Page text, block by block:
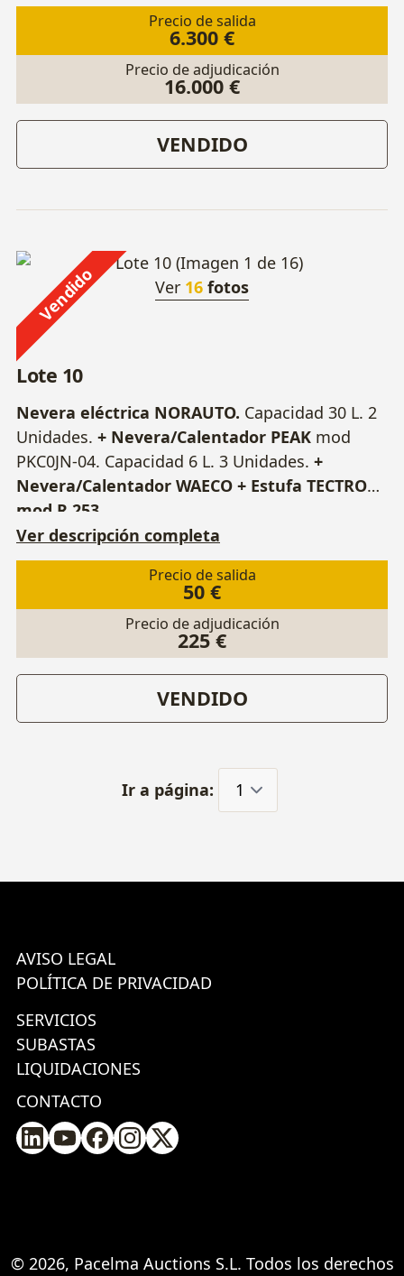
WDF44781513159722.Precio de salida
6.300 €
Precio de adjudicación
16.000 €
VENDIDO
Vendido Ver 16 fotos
Lote 10
Nevera eléctrica NORAUTO. Capacidad 30 L. 2
Unidades. + Nevera/Calentador PEAK mod
PKC0JN-04. Capacidad 6 L. 3 Unidades. +
Nevera/Calentador WAECO + Estufa TECTRO
mod R 253.
Ver descripción completa
Precio de salida
50 €
Precio de adjudicación
225 €
VENDIDO
Ir a página:
AVISO LEGAL
POLÍTICA DE PRIVACIDAD
SERVICIOS
SUBASTAS
LIQUIDACIONES
CONTACTO
© 2026, Pacelma Auctions S.L. Todos los derechos